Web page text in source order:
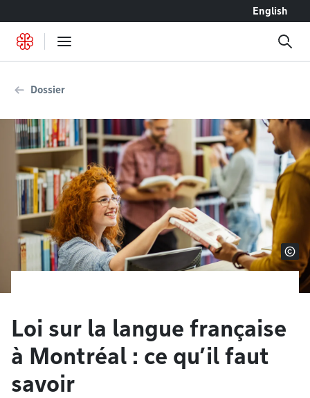
English
Dossier
Loi sur la langue française
à Montréal : ce qu’il faut
savoir